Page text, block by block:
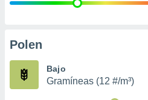
publicidad
Polen
Bajo
Gramíneas (12 #/m³)